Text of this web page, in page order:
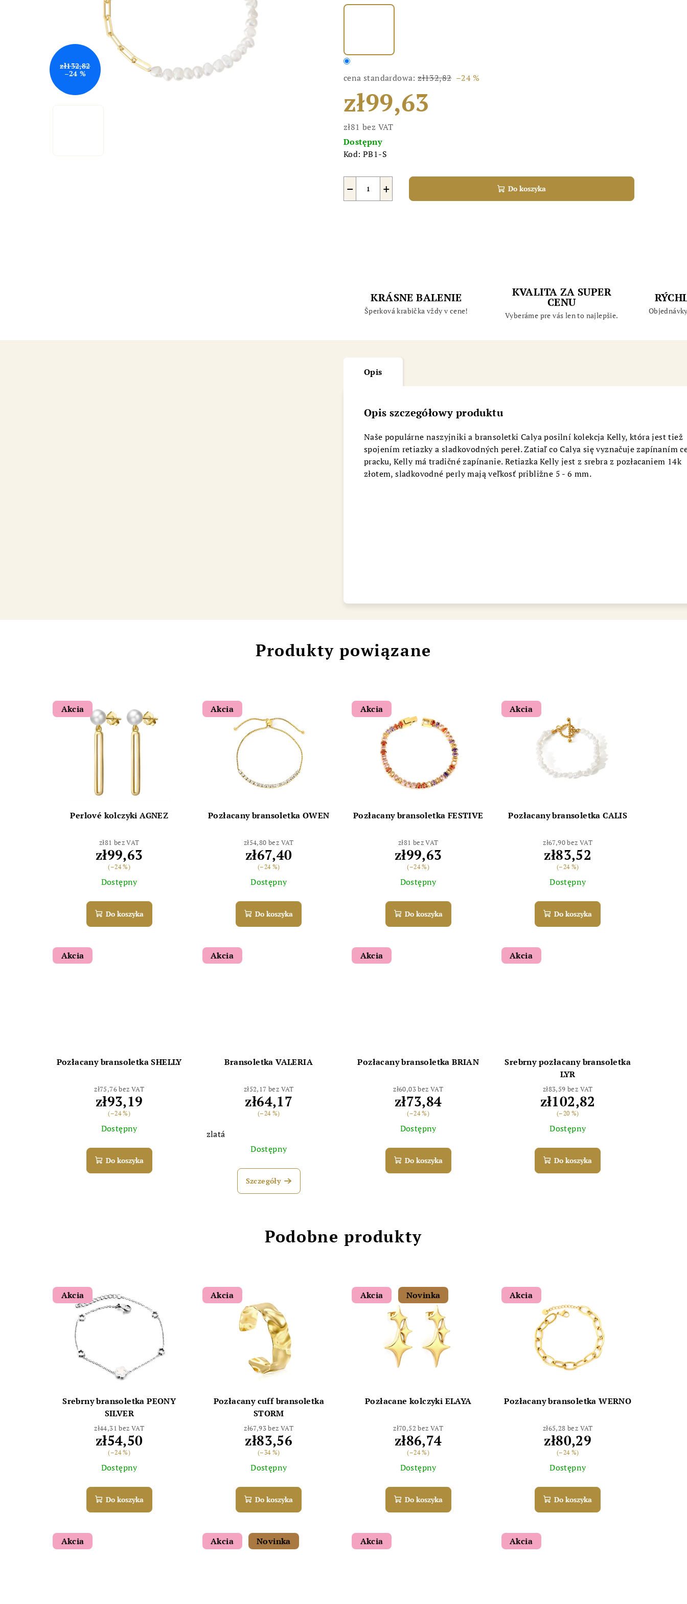
cena standardowa: zł132,82 –24 %
zł99,63
zł81 bez VAT
Cena
jednostkowa:
Dostępny
Kod: PB1-S
+
− Do koszyka
zł132,82
–24 %
KRÁSNE BALENIE
Šperková krabička vždy v cene!
KVALITA ZA SUPER
CENU
Vyberáme pre vás len to najlepšie.
Opis
Opis szczegółowy produktu
Naše populárne naszyjniki a bransoletki Calya posilní kolekcja Kelly, która jest tiež
spojením retiazky a sladkovodných pereł. Zatiaľ co Calya się vyznačuje zapínaním
pracku, Kelly má tradičné zapínanie. Retiazka Kelly jest z srebra z pozłacaniem 14k
złotem, sladkovodné perly mają veľkosť približne 5 - 6 mm.
Produkty powiązane
Akcia
Perlové kolczyki AGNEZ
zł81 bez VAT
zł99,63
(–24 %)
Dostępny
Do koszyka
Akcia
Pozłacany bransoletka OWEN
zł54,80 bez VAT
zł67,40
(–24 %)
Dostępny
Do koszyka
Akcia
Pozłacany bransoletka FESTIVE
zł81 bez VAT
zł99,63
(–24 %)
Dostępny
Do koszyka
Akcia
Pozłacany bransoletka CALIS
zł67,90 bez VAT
zł83,52
(–24 %)
Dostępny
Do koszyka
Akcia
Pozłacany bransoletka SHELLY
zł75,76 bez VAT
zł93,19
(–24 %)
Dostępny
Do koszyka
Akcia
Bransoletka VALERIA
zł52,17 bez VAT
zł64,17
(–24 %)
zlatá
Dostępny
Szczegóły
Akcia
Pozłacany bransoletka BRIAN
zł60,03 bez VAT
zł73,84
(–24 %)
Dostępny
Do koszyka
Akcia
Srebrny pozłacany bransoletka
LYR
zł83,59 bez VAT
zł102,82
(–20 %)
Dostępny
Do koszyka
Podobne produkty
Akcia
Srebrny bransoletka PEONY
SILVER
zł44,31 bez VAT
zł54,50
(–24 %)
Dostępny
Do koszyka
Akcia
Pozłacany cuff bransoletka
STORM
zł67,93 bez VAT
zł83,56
(–34 %)
Dostępny
Do koszyka
Akcia Novinka
Pozłacane kolczyki ELAYA
zł70,52 bez VAT
zł86,74
(–24 %)
Dostępny
Do koszyka
Akcia
Pozłacany bransoletka WERNO
zł65,28 bez VAT
zł80,29
(–24 %)
Dostępny
Do koszyka
Akcia Akcia Novinka Akcia Akcia
Chatbot šperkovnice AURI